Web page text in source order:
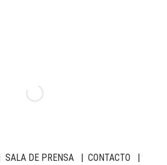
SALA DE PRENSA| CONTACTO